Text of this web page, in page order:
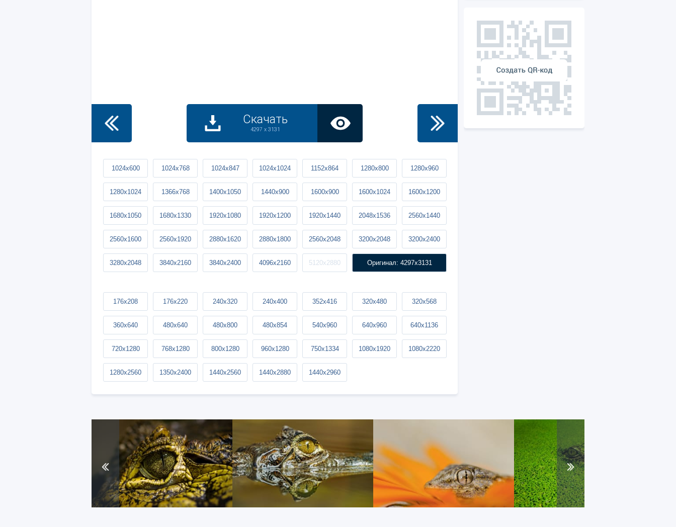
Скачать
4297 x 3131
1024x600 1024x768 1024x847 1024x1024 1152x864 1280x800 1280x960
1280x1024 1366x768 1400x1050 1440x900 1600x900 1600x1024 1600x1200
1680x1050 1680x1330 1920x1080 1920x1200 1920x1440 2048x1536 2560x1440
2560x1600 2560x1920 2880x1620 2880x1800 2560x2048 3200x2048 3200x2400
3280x2048 3840x2160 3840x2400 4096x2160 5120x2880 Оригинал: 4297x3131
176x208 176x220 240x320 240x400 352x416 320x480 320x568
360x640 480x640 480x800 480x854 540x960 640x960 640x1136
720x1280 768x1280 800x1280 960x1280 750x1334 1080x1920 1080x2220
1280x2560 1350x2400 1440x2560 1440x2880 1440x2960